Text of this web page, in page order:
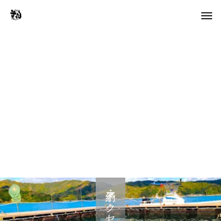
予約・アクセス・料金